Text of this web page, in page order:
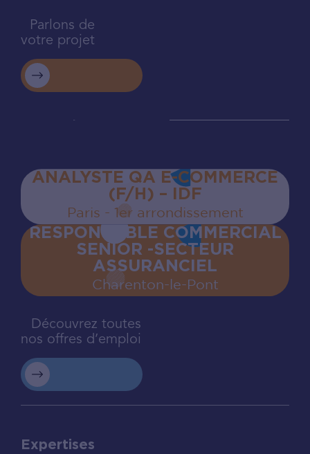
Parlons de
votre projet
ANALYSTE QA E-COMMERCE
(F/H) – IDF
Paris - 1er arrondissement
RESPONSABLE COMMERCIAL
SENIOR -SECTEUR
ASSURANCIEL
Charenton‍-‍le‍-‍Pont
Découvrez toutes
nos offres d’emploi
Expertises